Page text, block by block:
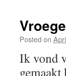
Posted on
Ik vond